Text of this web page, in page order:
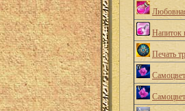
Напиток
Печать